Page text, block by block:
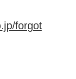
forgot